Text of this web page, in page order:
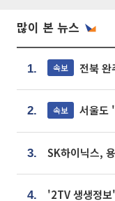
많이 본 뉴스
1. 속보 전북 완
2. 속보 서울도
3.
4.